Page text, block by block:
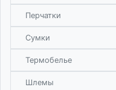
Перчатки
Сумки
Термобелье
Шлемы